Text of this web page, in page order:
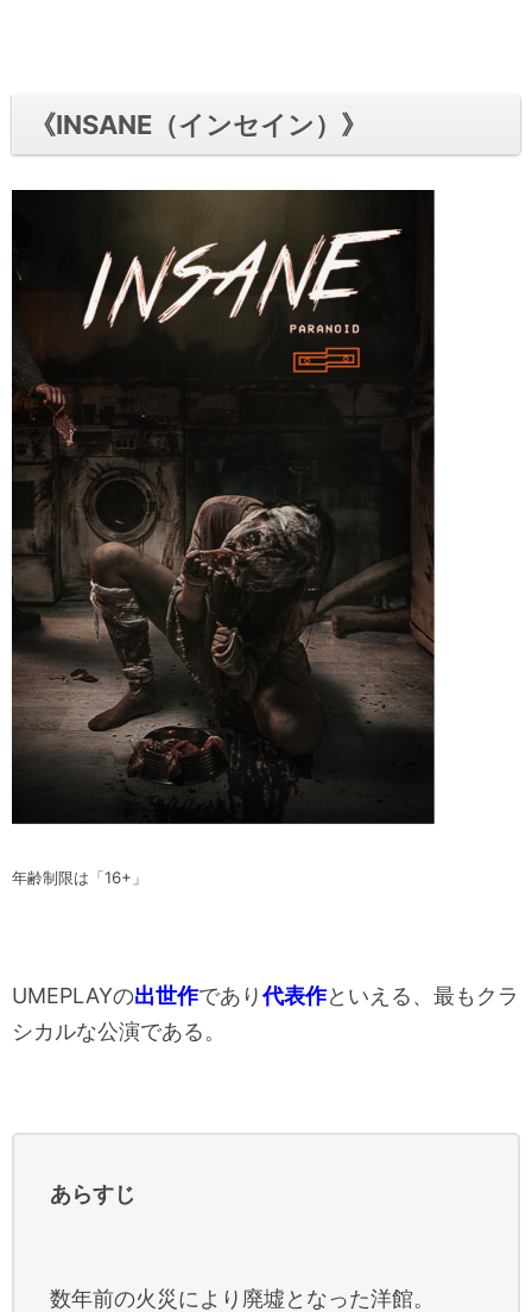
《INSANE（インセイン）》
年齢制限は「16+」
UMEPLAYの出世作であり代表作といえる、最もクラ
シカルな公演である。
あらすじ
数年前の火災により廃墟となった洋館。